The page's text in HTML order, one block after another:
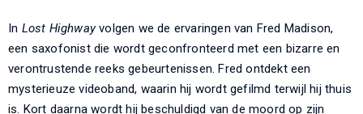
In Lost Highwayvolgen we de ervaringen van Fred Madison,
een saxofonist die wordt geconfronteerd met een bizarre en
verontrustende reeks gebeurtenissen. Fred ontdekt een
mysterieuze videoband, waarin hij wordt gefilmd terwijl hij thuis
is. Kort daarna wordt hij beschuldigd van de moord op zijn